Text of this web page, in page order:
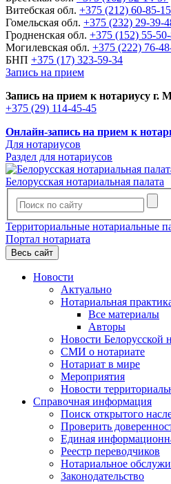
Витебская обл. +375 (212) 60-85-15
Гомельская обл. +375 (232) 29-39-
Гродненская обл. +375 (152) 55-
Могилевская обл. +375 (222) 76-
БНП +375 (17) 323-59-34
Запись на прием
Запись на прием к нотариусу г.
+375 (29) 114-45-45
Онлайн-запись на прием к
Для нотариусов
Раздел для нотариусов
Белорусская нотариальная палата
Территориальные нотариальные
Портал нотариата
Весь сайт
Новости
Актуально
Нотариальная
Все материалы
Авторы
Новости Белорусской
СМИ о нотариате
Нотариат в мире
Мероприятия
Новости
Справочная информация
Поиск открытого
Проверить
Единая
Реестр переводчиков
Нотариальное
Законодательство